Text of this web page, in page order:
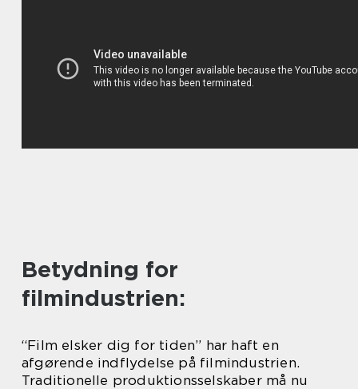
Betydning for
filmindustrien:
“Film elsker dig for tiden” har haft en
afgørende indflydelse på filmindustrien.
Traditionelle produktionsselskaber må nu